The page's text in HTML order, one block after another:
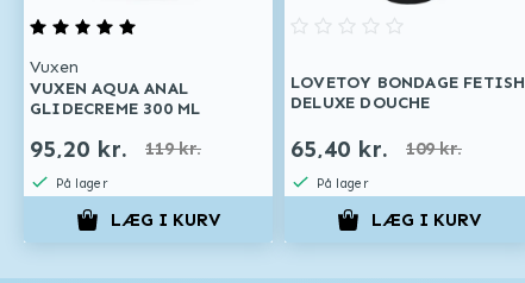
Vuxen
VUXEN AQUA ANAL
GLIDECREME 300 ML
95,20 kr. 119 kr.
På lager
LÆG I KURV
LOVETOY BONDAGE FETISH
DELUXE DOUCHE
65,40 kr. 109 kr.
På lager
LÆG I KURV